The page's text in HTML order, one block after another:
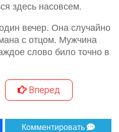
здесь насовсем.
вечер. Она случайно
с отцом. Мужчина
слово било точно в
Вперед
Комментировать